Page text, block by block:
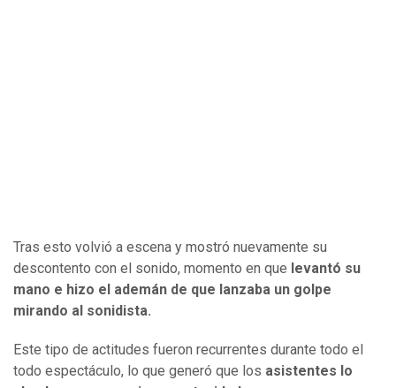
Tras esto volvió a escena y mostró nuevamente su
descontento con el sonido, momento en que levantó su
mano e hizo el ademán de que lanzaba un golpe
mirando al sonidista.
Este tipo de actitudes fueron recurrentes durante todo el
todo espectáculo, lo que generó que los asistentes lo